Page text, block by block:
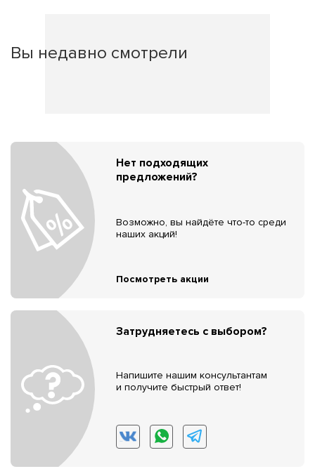
Вы недавно смотрели
Нет подходящих
предложений?
Возможно, вы найдёте что-то среди
наших акций!
Посмотреть акции
Затрудняетесь с выбором?
Напишите нашим консультантам
и получите быстрый ответ!